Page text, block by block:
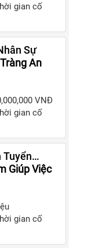
gian cố
Sự
An
VNĐ
gian cố
Tuyển
Và Siêng
Giúp Việc
gian cố